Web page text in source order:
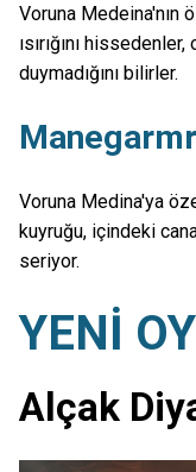
Voruna Medeina'nın
ısırığını
duymadığını bilirler.
Voruna Medina'ya
kuyruğu, içindeki
seriyor.
YENİ
Alçak